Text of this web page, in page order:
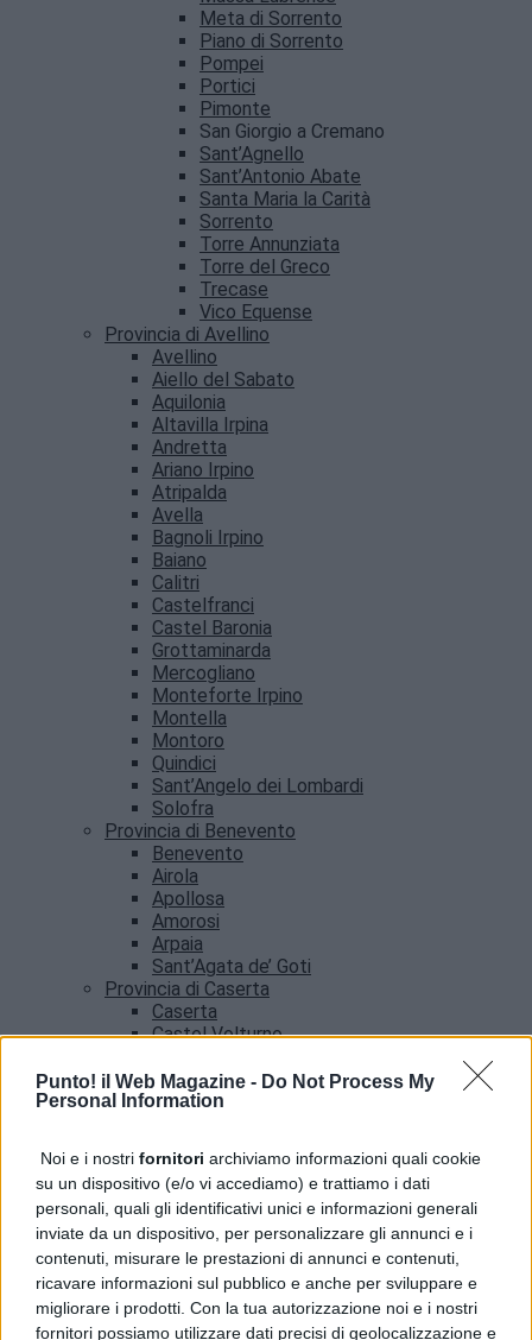
Punto! il Web Magazine - Do Not Process My
Personal Information
Noi e i nostri fornitori archiviamo informazioni quali cookie
su un dispositivo (e/o vi accediamo) e trattiamo i dati
personali, quali gli identificativi unici e informazioni generali
inviate da un dispositivo, per personalizzare gli annunci e i
contenuti, misurare le prestazioni di annunci e contenuti,
ricavare informazioni sul pubblico e anche per sviluppare e
migliorare i prodotti. Con la tua autorizzazione noi e i nostri
fornitori possiamo utilizzare dati precisi di geolocalizzazione e
Meta di Sorrento
Piano di Sorrento
Pompei
Portici
Pimonte
San Giorgio a Cremano
Sant’Agnello
Sant’Antonio Abate
Santa Maria la Carità
Sorrento
Torre Annunziata
Torre del Greco
Trecase
Vico Equense
Provincia di Avellino
Avellino
Aiello del Sabato
Aquilonia
Altavilla Irpina
Andretta
Ariano Irpino
Atripalda
Avella
Bagnoli Irpino
Baiano
Calitri
Castelfranci
Castel Baronia
Grottaminarda
Mercogliano
Monteforte Irpino
Montella
Montoro
Quindici
Sant’Angelo dei Lombardi
Solofra
Provincia di Benevento
Benevento
Airola
Apollosa
Amorosi
Arpaia
Sant’Agata de’ Goti
Provincia di Caserta
Caserta
Castel Volturno
Provincia di Salerno
Salerno
Amalfi
Angri
Castellabate
News